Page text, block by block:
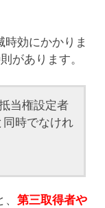
効にかかりま
があります。
当権設定者
時でなけれ
、第三取得者や